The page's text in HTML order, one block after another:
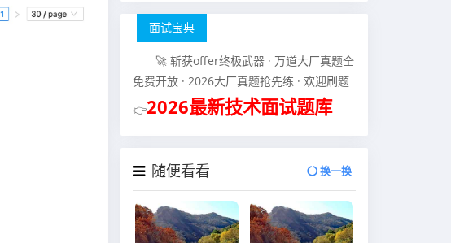
面试宝典
🚀 斩获offer终极武器 · 万道大厂真题全
免费开放 · 2026大厂真题抢先练 · 欢迎刷题
👉2026最新技术面试题库
随便看看 换一换